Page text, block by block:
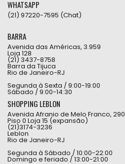
WHATSAPP
(21) 97220-7595 (Chat)
BARRA
Avenida das Américas, 3.959
Loja 128
(21) 3437-8758
Barra da Tijuca
Rio de Janeiro-RJ
Segunda à Sexta / 9:00-19:00
Sábado / 9:00-14:30
SHOPPING LEBLON
Avenida Afranio de Melo Franco, 290
Piso 0 Loja 15 (expansão)
(21)3174-3236
Leblon
Rio de Janeiro-RJ
Segunda à Sábado / 10:00-22:00
Domingo e feriado / 13:00-21:00